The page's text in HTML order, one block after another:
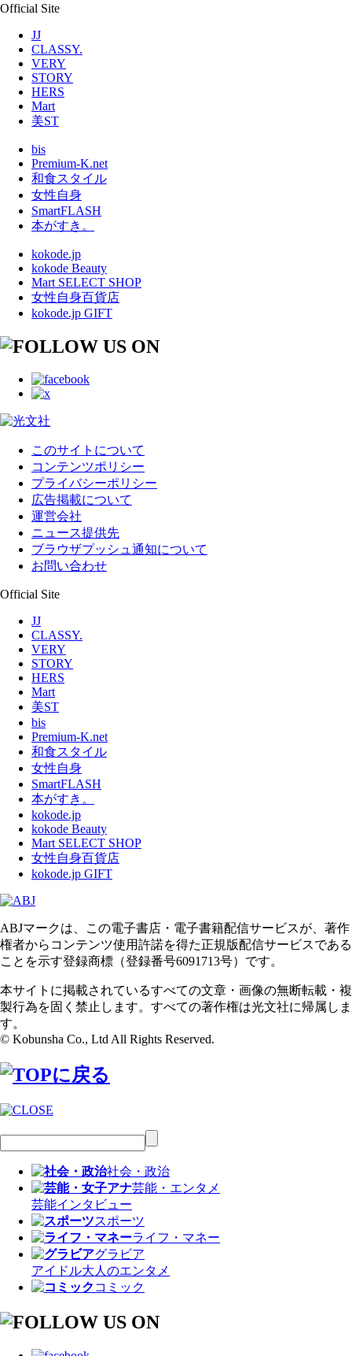
Official Site
JJ
CLASSY.
VERY
STORY
HERS
Mart
美ST
bis
Premium-K.net
和食スタイル
女性自身
SmartFLASH
本がすき。
kokode.jp
kokode Beauty
Mart SELECT SHOP
女性自身百貨店
kokode.jp GIFT
このサイトについて
コンテンツポリシー
プライバシーポリシー
広告掲載について
運営会社
ニュース提供先
ブラウザプッシュ通知について
お問い合わせ
Official Site
JJ
CLASSY.
VERY
STORY
HERS
Mart
美ST
bis
Premium-K.net
和食スタイル
女性自身
SmartFLASH
本がすき。
kokode.jp
kokode Beauty
Mart SELECT SHOP
女性自身百貨店
kokode.jp GIFT
ABJマークは、この電子書店・電子書籍配信サービスが、著作
権者からコンテンツ使用許諾を得た正規版配信サービスである
ことを示す登録商標（登録番号6091713号）です。
本サイトに掲載されているすべての文章・画像の無断転載・複
製行為を固く禁止します。すべての著作権は光文社に帰属しま
す。
© Kobunsha Co., Ltd All Rights Reserved.
社会・政治
芸能・エンタメ
芸能インタビュー
スポーツ
ライフ・マネー
グラビア
アイドル大人のエンタメ
コミック